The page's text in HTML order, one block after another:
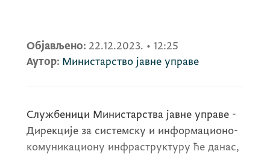
Објављено: 22.12.2023. • 12:25
Аутор: Министарство јавне управе
Службеници Министарства јавне управе -
Дирекције за системску и информационо-
комуникациону инфраструктуру ће данас,